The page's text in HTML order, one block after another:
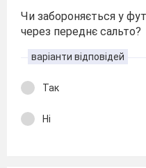
Чи забороняється у
через переднє сальто?
варіанти відповідей
Так
Ні